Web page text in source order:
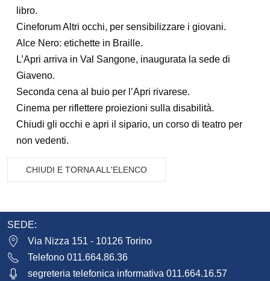
libro.
Cineforum Altri occhi, per sensibilizzare i giovani.
Alce Nero: etichette in Braille.
L’Apri arriva in Val Sangone, inaugurata la sede di
Giaveno.
Seconda cena al buio per l’Apri rivarese.
Cinema per riflettere proiezioni sulla disabilità.
Chiudi gli occhi e apri il sipario, un corso di teatro per
non vedenti.
CHIUDI E TORNA ALL'ELENCO
SEDE:
Via Nizza 151 - 10126 Torino
Telefono 011.664.86.36
segreteria telefonica informativa 011.664.16.57